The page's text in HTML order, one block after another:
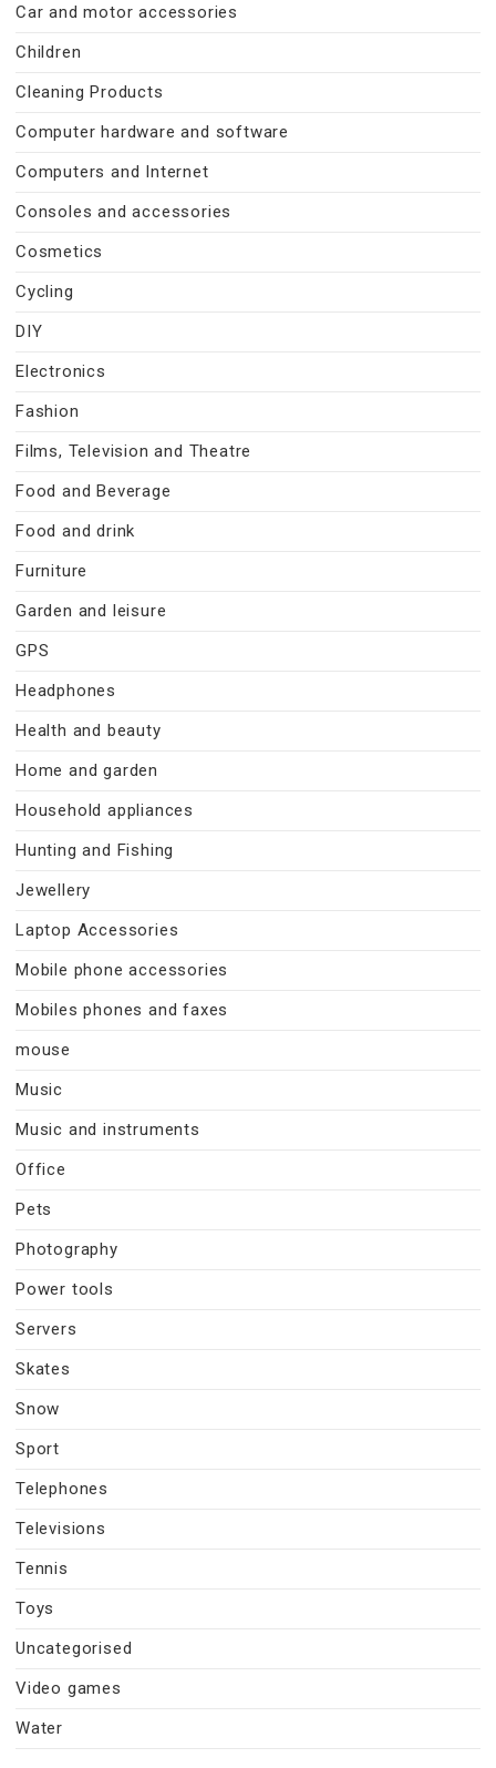
Car and motor accessories
Children
Cleaning Products
Computer hardware and software
Computers and Internet
Consoles and accessories
Cosmetics
Cycling
DIY
Electronics
Fashion
Films, Television and Theatre
Food and Beverage
Food and drink
Furniture
Garden and leisure
GPS
Headphones
Health and beauty
Home and garden
Household appliances
Hunting and Fishing
Jewellery
Laptop Accessories
Mobile phone accessories
Mobiles phones and faxes
mouse
Music
Music and instruments
Office
Pets
Photography
Power tools
Servers
Skates
Snow
Sport
Telephones
Televisions
Tennis
Toys
Uncategorised
Video games
Water